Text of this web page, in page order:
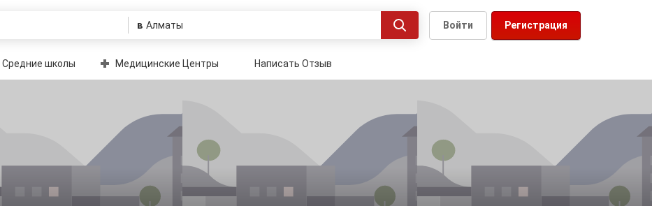
в Регистрация
Войти
Средние школы Медицинские Центры Написать Отзыв